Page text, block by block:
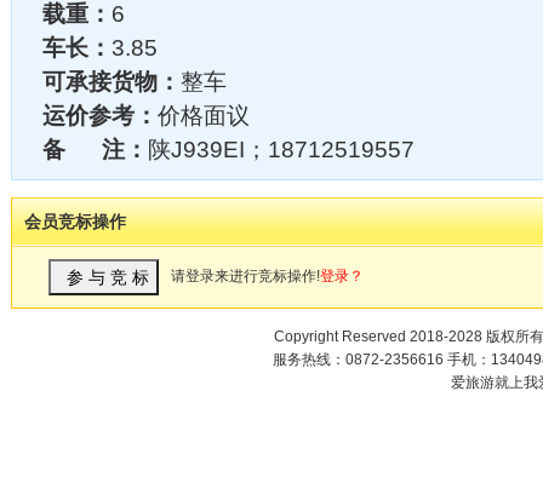
载重： 6
车长： 3.85
可承接货物： 整车
运价参考： 价格面议
备 注： 陕J939EI；18712519557
会员竞标操作
请登录来进行竞标操作!登录？
Copyright Reserved 2018-2028 版权所
服务热线：0872-2356616 手机：
爱旅游就上我